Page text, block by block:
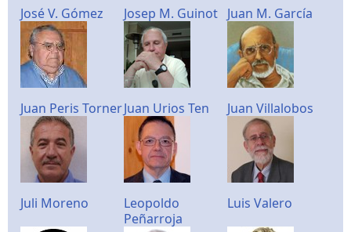
José V. Gómez Josep M. Guinot Juan M. García
Juan Peris TornerJuan Urios Ten Juan Villalobos
Juli Moreno
Leopoldo
Peñarroja
Luis Valero